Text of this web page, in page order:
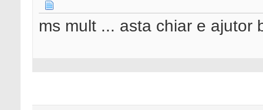
ms mult ... asta chiar e ajutor